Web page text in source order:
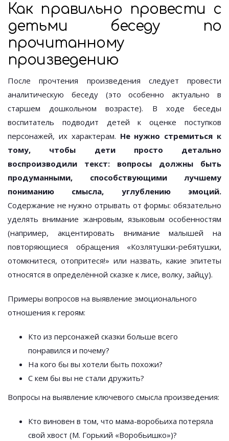
Как правильно провести с
детьми беседу по
прочитанному
произведению
После прочтения произведения следует провести
аналитическую беседу (это особенно актуально в
старшем дошкольном возрасте). В ходе беседы
воспитатель подводит детей к оценке поступков
персонажей, их характерам. Не нужно стремиться к
тому, чтобы дети просто детально
воспроизводили текст: вопросы должны быть
продуманными, способствующими лучшему
пониманию смысла, углублению эмоций.
Содержание не нужно отрывать от формы: обязательно
уделять внимание жанровым, языковым особенностям
(например, акцентировать внимание малышей на
повторяющиеся обращения «Козлятушки-ребятушки,
отомкнитеся, отопритеся!» или назвать, какие эпитеты
относятся в определённой сказке к лисе, волку, зайцу).
Примеры вопросов на выявление эмоционального
отношения к героям:
Кто из персонажей сказки больше всего
понравился и почему?
На кого бы вы хотели быть похожи?
С кем бы вы не стали дружить?
Вопросы на выявление ключевого смысла произведения:
Кто виновен в том, что мама-воробьиха потеряла
свой хвост (М. Горький «Воробьишко»)?